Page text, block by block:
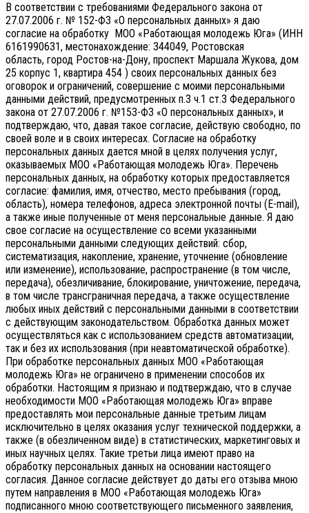
В соответствии с требованиями Федерального закона от
27.07.2006 г. № 152-ФЗ «О персональных данных» я даю
согласие на обработку МОО «Работающая молодежь Юга» (ИНН
6161990631, местонахождение: 344049, Ростовская
область, город Ростов-на-Дону, проспект Маршала Жукова, дом
25 корпус 1, квартира 454 ) своих персональных данных без
оговорок и ограничений, совершение с моими персональными
данными действий, предусмотренных п.3 ч.1 ст.3 Федерального
закона от 27.07.2006 г. №153-ФЗ «О персональных данных», и
подтверждаю, что, давая такое согласие, действую свободно, по
своей воле и в своих интересах. Согласие на обработку
персональных данных дается мной в целях получения услуг,
оказываемых МОО «Работающая молодежь Юга». Перечень
персональных данных, на обработку которых предоставляется
согласие: фамилия, имя, отчество, место пребывания (город,
область), номера телефонов, адреса электронной почты (E-mail),
а также иные полученные от меня персональные данные. Я даю
свое согласие на осуществление со всеми указанными
персональными данными следующих действий: сбор,
систематизация, накопление, хранение, уточнение (обновление
или изменение), использование, распространение (в том числе,
передача), обезличивание, блокирование, уничтожение, передача,
в том числе трансграничная передача, а также осуществление
любых иных действий с персональными данными в соответствии
с действующим законодательством. Обработка данных может
осуществляться как с использованием средств автоматизации,
так и без их использования (при неавтоматической обработке).
При обработке персональных данных МОО «Работающая
молодежь Юга» не ограничено в применении способов их
обработки. Настоящим я признаю и подтверждаю, что в случае
необходимости МОО «Работающая молодежь Юга» вправе
предоставлять мои персональные данные третьим лицам
исключительно в целях оказания услуг технической поддержки, а
также (в обезличенном виде) в статистических, маркетинговых и
иных научных целях. Такие третьи лица имеют право на
обработку персональных данных на основании настоящего
согласия. Данное согласие действует до даты его отзыва мною
путем направления в МОО «Работающая молодежь Юга»
подписанного мною соответствующего письменного заявления,